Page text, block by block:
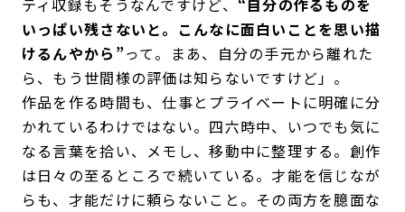
ティ収録もそうなんですけど、 “自分の作るものを
いっぱい残さないと。こんなに面白いことを思い描
けるんやから”って。まあ、自分の手元から離れた
ら、もう世間様の評価は知らないですけど」。
作品を作る時間も、仕事とプライベートに明確に分
かれているわけではない。四六時中、いつでも気に
なる言葉を拾い、メモし、移動中に整理する。創作
は日々の至るところで続いている。才能を信じなが
らも、才能だけに頼らないこと。その両方を臆面な